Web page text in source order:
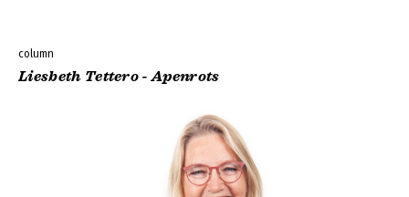
column
Liesbeth Tettero - Apenrots